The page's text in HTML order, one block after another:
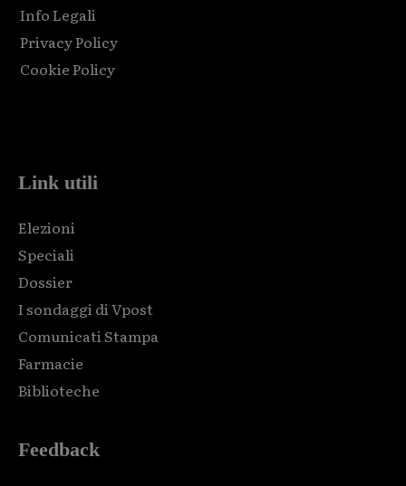
Info Legali
Privacy Policy
Cookie Policy
Link utili
Elezioni
Speciali
Dossier
I sondaggi di Vpost
Comunicati Stampa
Farmacie
Biblioteche
Feedback